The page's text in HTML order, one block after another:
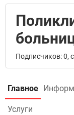
Подписчиков: 0,
Главное
Услуги